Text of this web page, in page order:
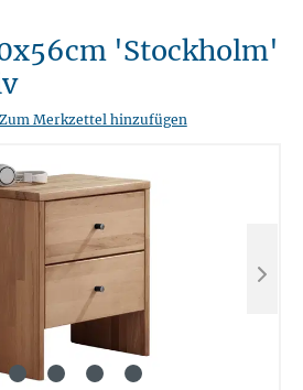
'Stockholm'
Zum Merkzettel hinzufügen